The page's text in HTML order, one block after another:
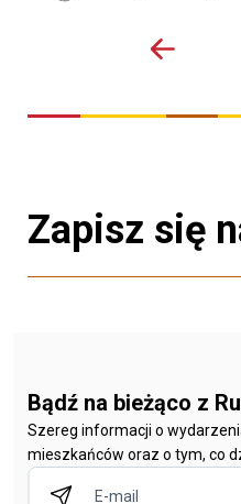
Zapisz się
Bądź na bieżąco z
Szereg informacji o
mieszkańców oraz o tym, co